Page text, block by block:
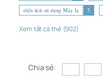
diện tích sử dụng Máy lạ
5
Xem tất cả thẻ (902)
Chia sẻ: